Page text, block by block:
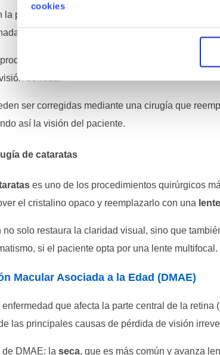
cookies
la principal causa de pérdida de visión en
con la edad.
cuando el cristalino, la lente natural del
borrosa.
ser corregidas mediante una cirugía que
así la visión del paciente.
de cataratas
es uno de los procedimientos quirúrgicos
el cristalino opaco y reemplazarlo con una
no solo restaura la claridad visual, sino que
si el paciente opta por una lente multifocal​.
Macular Asociada a la Edad (DMAE)
enfermedad que afecta la parte central de la
las principales causas de pérdida de visión
DMAE: la seca, que es más común y avanza